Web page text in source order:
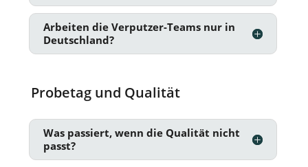
Arbeiten die Verputzer-Teams nur in
Deutschland?
Probetag und Qualität
Was passiert, wenn die Qualität nicht
passt?